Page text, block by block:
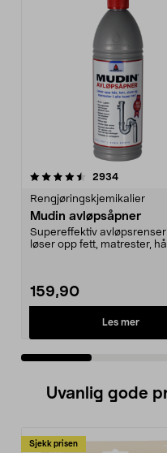
2934
Rengjøringskjemikalier
Mudin avløpsåpner
Supereffektiv avløpsrenser
løser opp fett, matrester,
159,90
Les mer
5.0 av 5 stjerner
Uvanlig gode
Sjekk prisen